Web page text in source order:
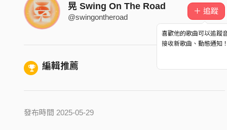
晃 Swing On The Road
@swingontheroad
＋ 追蹤
喜歡他的歌曲可以追蹤
接收新歌曲、動態通知
編輯推薦
發布時間 2025-05-29